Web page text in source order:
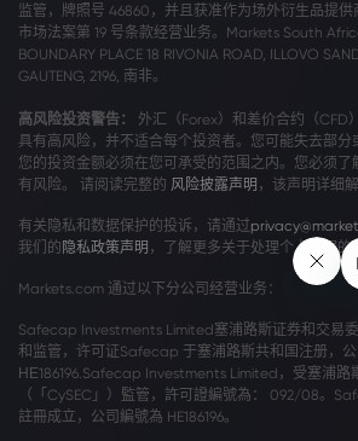
监管，牌照号 46860，并且获准作为场外衍生品提供
市场法案第 19 号条款经营业务。Markets South
BOUNDARY PLACE 18 RIVONIA ROAD, ILLOVO
GAUTENG, 2196, 南非。
高风险投资警告：
外汇（Forex）和差价合约（CFD
具有高风险，并不适合每个投资者。您可能失去部
您的投资金额必须在您可承受的范围之内。您必须
有风险。 请阅读完整的 风险披露声明 ，该声明详细
有关隐私和数据保护的投诉，请通过
我们的 隐私政策声明 ，了解更多关于处理个人数据的
Markets.com 通过以下分公司经营业务：
Safecap Investments Limited塞浦路斯证券和交易委
和监管，许可证Safecap 于塞浦路斯共和国注册，
ΗΕ186196.Safecap Investments Limited，受塞浦路
（「CySEC」）監管，許可證編號為： 092/08。
註冊成立，公司編號為 HE186196。